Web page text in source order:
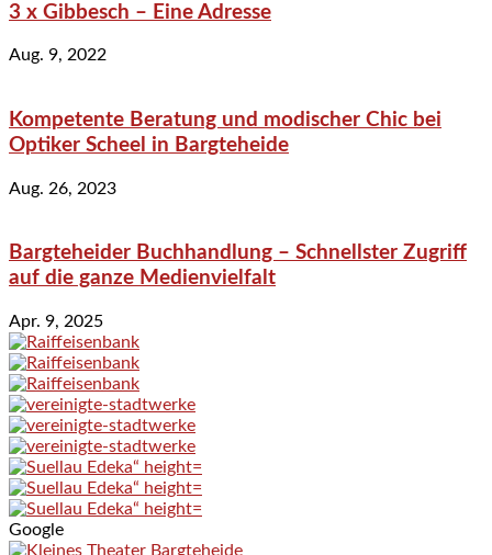
3 x Gibbesch – Eine Adresse
Aug. 9, 2022
Kompetente Beratung und modischer Chic bei
Optiker Scheel in Bargteheide
Aug. 26, 2023
Bargteheider Buchhandlung – Schnellster Zugriff
auf die ganze Medienvielfalt
Apr. 9, 2025
Google